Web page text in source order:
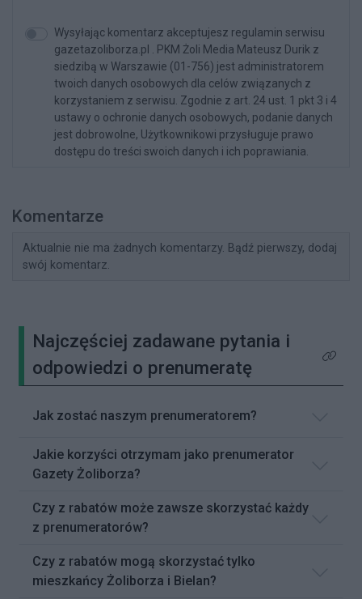
Wysyłając komentarz akceptujesz regulamin serwisu
gazetazoliborza.pl . PKM Żoli Media Mateusz Durik z
siedzibą w Warszawie (01-756) jest administratorem
twoich danych osobowych dla celów związanych z
korzystaniem z serwisu. Zgodnie z art. 24 ust. 1 pkt 3 i 4
ustawy o ochronie danych osobowych, podanie danych
jest dobrowolne, Użytkownikowi przysługuje prawo
dostępu do treści swoich danych i ich poprawiania.
Komentarze
Aktualnie nie ma żadnych komentarzy. Bądź pierwszy, dodaj
swój komentarz.
Najczęściej zadawane pytania i
odpowiedzi o prenumeratę
Kliknij
Jak zostać naszym prenumeratorem?
Jakie korzyści otrzymam jako prenumerator
Gazety Żoliborza?
Czy z rabatów może zawsze skorzystać każdy
z prenumeratorów?
Czy z rabatów mogą skorzystać tylko
mieszkańcy Żoliborza i Bielan?